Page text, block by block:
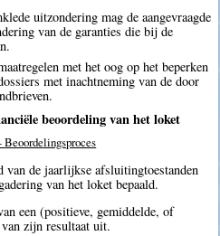
uitzondering mag de aangevraagde
van de garanties die bij de
met het oog op het beperken
met inachtneming van de door
beoordeling van het loket
van de jaarlijkse afsluitingtoestanden
van het loket bepaald.
een (positieve, gemiddelde, of
zijn resultaat uit.